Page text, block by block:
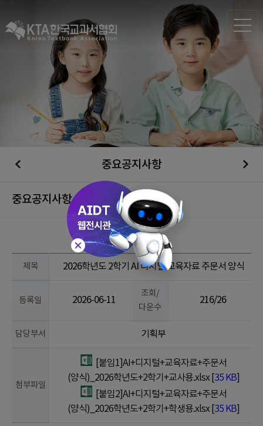
중요공지사항
중요공지사항
제목 2026학년도 2학기 AI 디지털 교육자료 주문서 양식
등록일 2026-06-11
조회/
다운수
216/26
담당부서 기획부
첨부파일
[붙임1]AI+디지털+교육자료+주문서
(양식)_2026학년도+2학기+교사용.xlsx [ 35 KB]
[붙임2]AI+디지털+교육자료+주문서
(양식)_2026학년도+2학기+학생용.xlsx [ 35 KB]